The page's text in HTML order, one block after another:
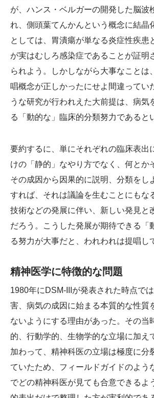
が、ハンス・ベルガーの開発した脳波
れ、側頭葉てんかんという概念に結晶
としては、胃潰瘍が単なる炎症性疾患
が実はむしろ感染症であることが証明
られよう。しかしながら大事なことは
唱概念が正しかったにせよ間違ってい
うな研究が行われえた大前提は、病気
る「動的な」臨床的分類努力であると
要約するに、単にそれぞれの臨床表出
けの「静的」なやり方でなく、何とか
その成因から因果的に説明、分類をし
すれば、それは議論を生むことにもな
技術などの発展に伴い、新しい発見と
だろう。こうした発展が期待できる「
る努力が大事だと、われわれは提唱し
精神医学に特徴的な問題
1980年にDSM-IIIが発表された時点で
害、病気の成因に始まる本質的な性質
ないようにする理由があった。その当
的、行動学的、生物学的な立場に加え
加わって、精神科医の立場は極度に分
ていたため、フィールドガイドのよう
でどの精神科医が見ても合意できるよ